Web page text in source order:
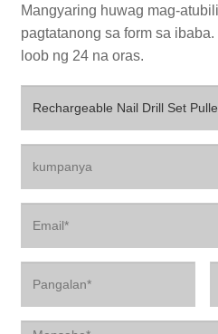
Mangyaring huwag mag-
pagtatanong sa form sa
loob ng 24 na oras.